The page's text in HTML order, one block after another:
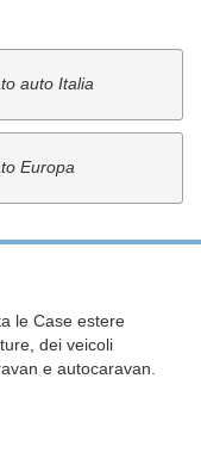
auto Italia
Europa
le Case estere
dei veicoli
e autocaravan.